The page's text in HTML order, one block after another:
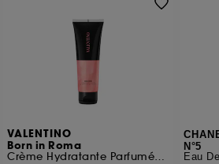
VALENTINO
Born in Roma
Crème Hydratante Parfumée Texture Gel Effet Nacré
N°5
Eau